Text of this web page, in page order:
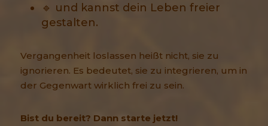
🔹 und kannst dein Leben freier
gestalten.
Vergangenheit loslassen heißt nicht, sie zu
ignorieren. Es bedeutet, sie zu integrieren, um in
der Gegenwart wirklich frei zu sein.
Bist du bereit? Dann starte jetzt!